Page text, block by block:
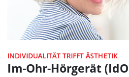
INDIVIDUALITÄT TRIFFT ÄSTHETIK
Im-Ohr-Hörgerät